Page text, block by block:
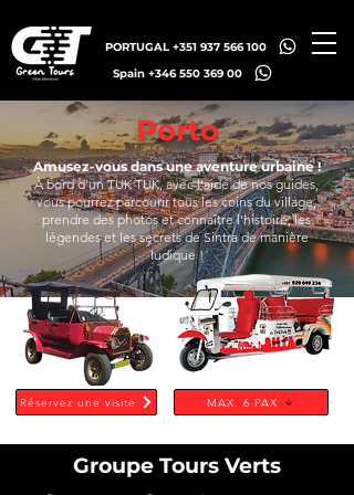
PORTUGAL +351 937 566 100
Spain +346 550 369 00
Porto
Amusez-vous dans une aventure urbaine !
À bord d'un TUK TUK, avec l'aide de nos guides,
vous pourrez parcourir tous les coins du village,
prendre des photos et connaître l'histoire, les
légendes et les secrets de Sintra de manière
ludique !
Réservez une visite MAX. 6 PAX
Groupe Tours Verts